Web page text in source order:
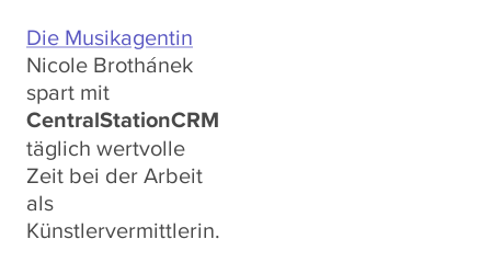
Die Musikagentin
Nicole Brothánek
spart mit
CentralStationCRM
täglich wertvolle
Zeit bei der Arbeit
als
Künstlervermittlerin.